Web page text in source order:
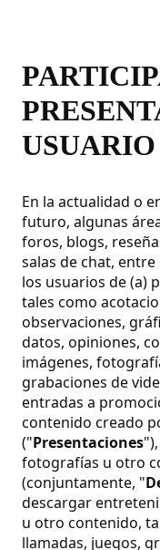
USUARIO
En la actualidad o
futuro, algunas
foros, blogs,
salas de chat,
los usuarios de (a)
tales como
observaciones,
datos, opiniones,
imágenes,
grabaciones de
entradas a
contenido creado
("Presentaciones
fotografías u otro
(conjuntamente, "
descargar
u otro contenido,
llamadas, juegos,